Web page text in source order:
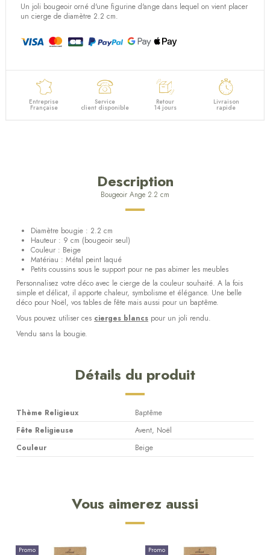
Un joli bougeoir orné d'une figurine d'ange dans lequel on vient placer
un cierge de diamètre 2.2 cm.
Entreprise
Française
Service
client disponible
Retour
14 jours
Livraison
rapide
Description
Bougeoir Ange 2.2 cm
Diamètre bougie : 2.2 cm
Hauteur : 9 cm (bougeoir seul)
Couleur : Beige
Matériau : Métal peint laqué
Petits coussins sous le support pour ne pas abimer les meubles
Personnalisez votre déco avec le cierge de la couleur souhaité. A la fois
simple et délicat, il apporte chaleur, symbolisme et élégance. Une belle
déco pour Noël, vos tables de fête mais aussi pour un baptême.
Vous pouvez utiliser ces cierges blancs pour un joli rendu.
Vendu sans la bougie.
Détails du produit
Thème Religieux
Baptême
Fête Religieuse
Avent, Noël
Couleur
Beige
Vous aimerez aussi
Promo
Promo